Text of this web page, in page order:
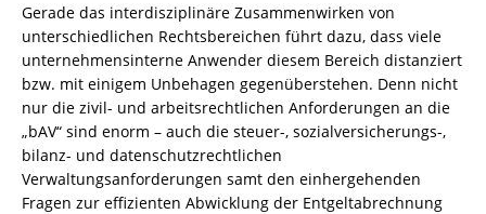
Gerade das interdisziplinäre Zusammenwirken von
unterschiedlichen Rechtsbereichen führt dazu, dass viele
unternehmensinterne Anwender diesem Bereich distanziert
bzw. mit einigem Unbehagen gegenüberstehen. Denn nicht
nur die zivil- und arbeitsrechtlichen Anforderungen an die
„bAV“ sind enorm – auch die steuer-, sozialversicherungs-,
bilanz- und datenschutzrechtlichen
Verwaltungsanforderungen samt den einhergehenden
Fragen zur effizienten Abwicklung der Entgeltabrechnung